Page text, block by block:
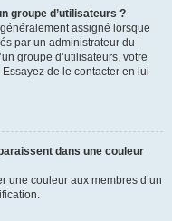
groupe d’utilisateurs ?
assigné lorsque
par un administrateur du
groupe d’utilisateurs, votre
de le contacter en lui
dans une couleur
une couleur aux membres d’un